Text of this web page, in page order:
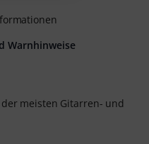
meisten Gitarren- und
Warnhinweise